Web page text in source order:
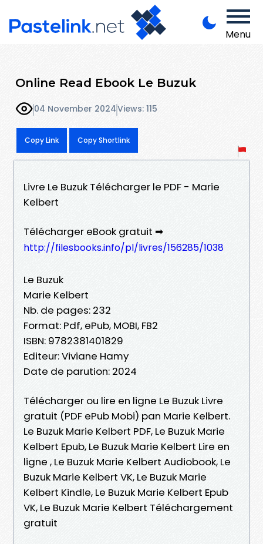
Menu
Online Read Ebook Le Buzuk
04 November 2024Views: 115
Copy Link Copy Shortlink
Livre Le Buzuk Télécharger le PDF - Marie
Kelbert
Télécharger eBook gratuit ➡
http://filesbooks.info/pl/livres/156285/1038
Le Buzuk
Marie Kelbert
Nb. de pages: 232
Format: Pdf, ePub, MOBI, FB2
ISBN: 9782381401829
Editeur: Viviane Hamy
Date de parution: 2024
Télécharger ou lire en ligne Le Buzuk Livre
gratuit (PDF ePub Mobi) pan Marie Kelbert.
Le Buzuk Marie Kelbert PDF, Le Buzuk Marie
Kelbert Epub, Le Buzuk Marie Kelbert Lire en
ligne , Le Buzuk Marie Kelbert Audiobook, Le
Buzuk Marie Kelbert VK, Le Buzuk Marie
Kelbert Kindle, Le Buzuk Marie Kelbert Epub
VK, Le Buzuk Marie Kelbert Téléchargement
gratuit